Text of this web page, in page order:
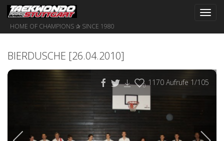
HOME OF CHAMPIONS ✰ SINCE 1980
BIERDUSCHE [26.04.2010]
0 1170 Aufrufe 1/105